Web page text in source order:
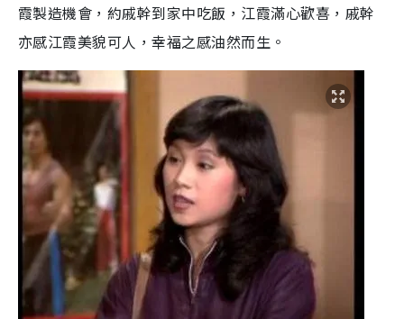
霞製造機會，約戚幹到家中吃飯，江霞滿心歡喜，戚幹
亦感江霞美貌可人，幸福之感油然而生。